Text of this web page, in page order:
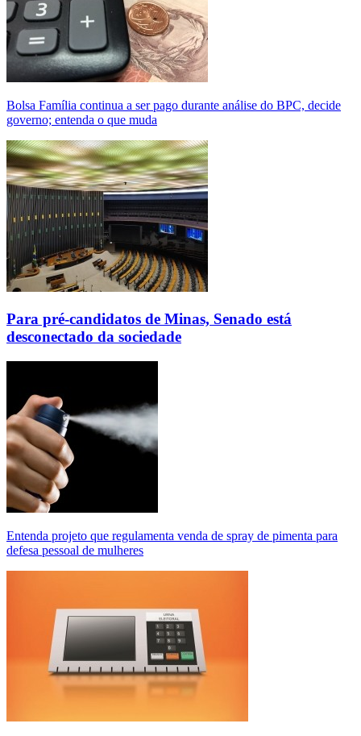
Bolsa Família continua a ser pago durante análise do BPC, decide
governo; entenda o que muda
Para pré-candidatos de Minas, Senado está
desconectado da sociedade
Entenda projeto que regulamenta venda de spray de pimenta para
defesa pessoal de mulheres